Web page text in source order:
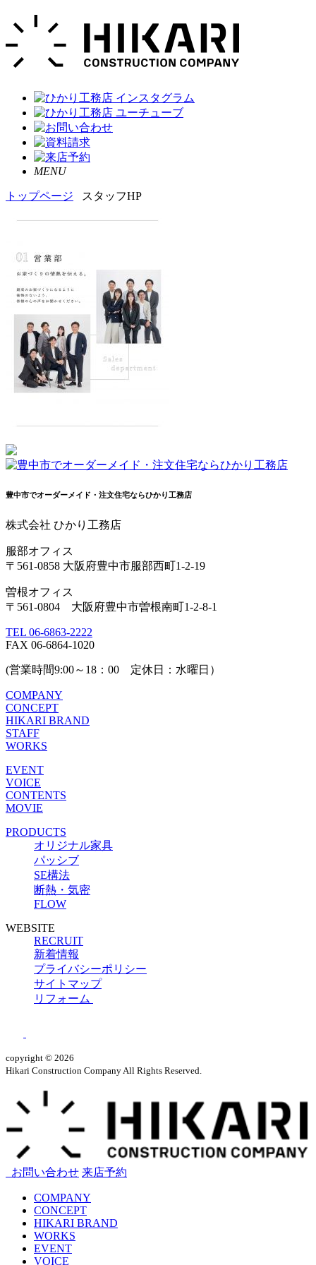
MENU
トップページ スタッフHP
豊中市でオーダーメイド・注文住宅ならひかり工務店
株式会社 ひかり工務店
服部オフィス
〒561-0858 大阪府豊中市服部西町1-2-19
曽根オフィス
〒561-0804 大阪府豊中市曽根南町1-2-8-1
TEL 06-6863-2222
FAX 06-6864-1020
(営業時間9:00～18：00 定休日：水曜日）
COMPANY
CONCEPT
HIKARI BRAND
STAFF
WORKS
EVENT
VOICE
CONTENTS
MOVIE
PRODUCTS
オリジナル家具
パッシブ
SE構法
断熱・気密
FLOW
WEBSITE
RECRUIT
新着情報
プライバシーポリシー
サイトマップ
リフォーム
copyright © 2026
Hikari Construction Company All Rights Reserved.
お問い合わせ 来店予約
COMPANY
CONCEPT
HIKARI BRAND
WORKS
EVENT
VOICE